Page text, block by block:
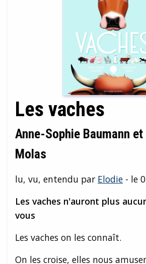
Les vaches
Anne-Sophie Baumann
Molas
lu, vu, entendu par Elodie - le
Les vaches n'auront plus
vous
Les vaches on les connaît.
On les croise, elles nous